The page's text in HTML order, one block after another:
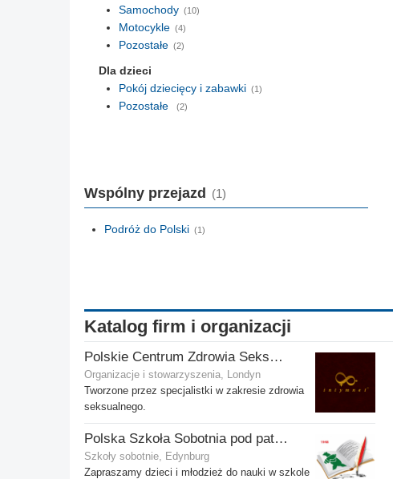
Samochody (10)
Motocykle (4)
Pozostałe (2)
Dla dzieci
Pokój dziecięcy i zabawki (1)
Pozostałe (2)
Wspólny przejazd (1)
Podróż do Polski (1)
Katalog firm i organizacji
Polskie Centrum Zdrowia Seksualnego
Organizacje i stowarzyszenia, Londyn
Tworzone przez specjalistki w zakresie zdrowia
seksualnego.
Polska Szkoła Sobotnia pod patronatem SPK w Edynburgu - Filia Stenhouse
Szkoły sobotnie, Edynburg
Zapraszamy dzieci i młodzież do nauki w szkole